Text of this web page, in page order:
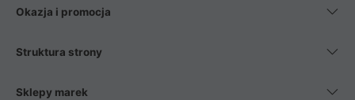
Okazja i promocja
Struktura strony
Sklepy marek